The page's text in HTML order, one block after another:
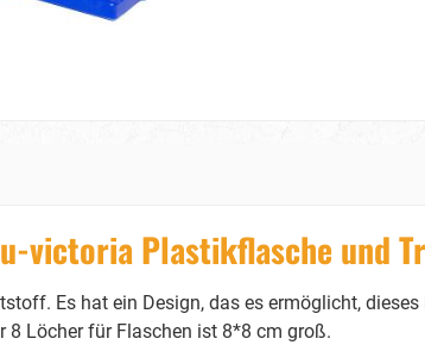
victoria Plastikflasche und
Es hat ein Design, das es ermöglicht,
8 Löcher für Flaschen ist 8*8 cm groß.